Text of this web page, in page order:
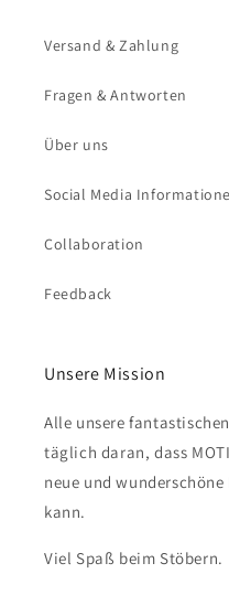
Versand & Zahlung
Fragen & Antworten
Über uns
Social Media
Collaboration
Feedback
Unsere Mission
Alle unsere
täglich daran, dass
neue und
kann.
Viel Spaß beim Stöbern.